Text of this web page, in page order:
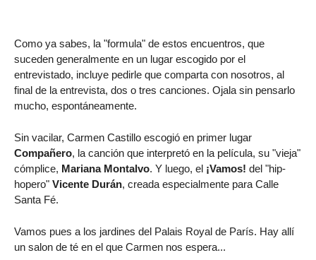
Como ya sabes, la "formula" de estos encuentros, que
suceden generalmente en un lugar escogido por el
entrevistado, incluye pedirle que comparta con nosotros, al
final de la entrevista, dos o tres canciones. Ojala sin pensarlo
mucho, espontáneamente.
Sin vacilar, Carmen Castillo escogió en primer lugar
Compañero, la canción que interpretó en la película, su "vieja"
cómplice, Mariana Montalvo. Y luego, el ¡Vamos! del "hip-
hopero" Vicente Durán, creada especialmente para Calle
Santa Fé.
Vamos pues a los jardines del Palais Royal de París. Hay allí
un salon de té en el que Carmen nos espera...